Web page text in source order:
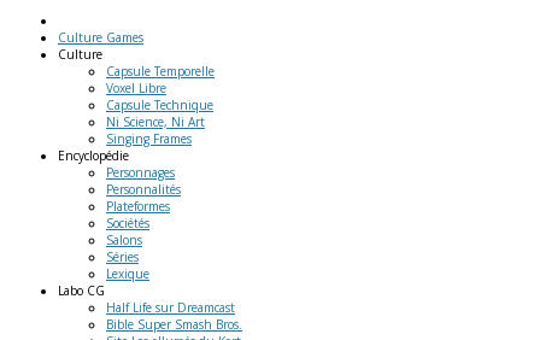
Culture Games
Culture
Capsule Temporelle
Voxel Libre
Capsule Technique
Ni Science, Ni Art
Singing Frames
Encyclopédie
Personnages
Personnalités
Plateformes
Sociétés
Salons
Séries
Lexique
Labo CG
Half Life sur Dreamcast
Bible Super Smash Bros.